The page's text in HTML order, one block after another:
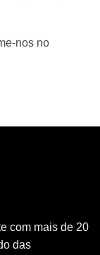
nos no
com mais de 20
das